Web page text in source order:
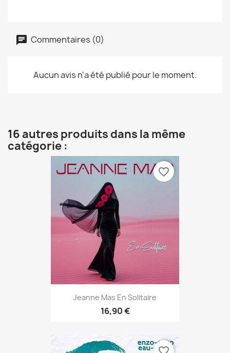
Commentaires (0)
Aucun avis n'a été publié pour le moment.
16 autres produits dans la même
catégorie :
Jeanne Mas En Solitaire
16,90 €
favorite_border